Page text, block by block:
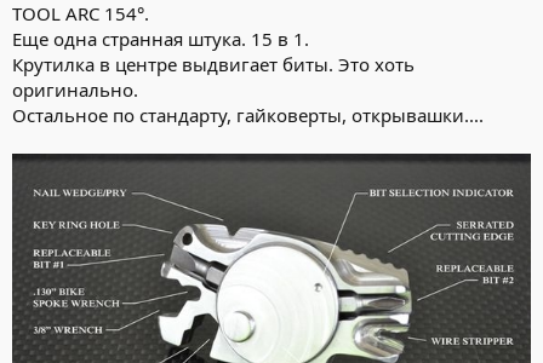
TOOL ARC 154°.
Еще одна странная штука. 15 в 1.
Крутилка в центре выдвигает биты. Это хоть
оригинально.
Остальное по стандарту, гайковерты, открывашки....